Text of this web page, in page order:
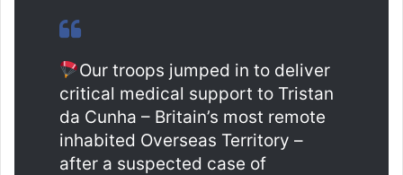
Our troops jumped in to deliver
critical medical support to Tristan
da Cunha – Britain’s most remote
inhabited Overseas Territory –
after a suspected case of